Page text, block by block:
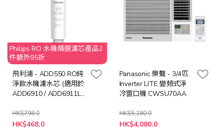
Philips RO 水機精選濾芯產品2
件額外95折
飛利浦 - ADD550 RO純
淨飲水機濾水芯 (適用於
ADD6910 / ADD6911L /
HK$798.0
特
殊
HK$468.0
Panasonic 樂聲 - 3/4匹
Inverter LITE 變頻式淨
冷窗口機 CWSU70AA
HK$5,280.0
特
殊
HK$4,080.0